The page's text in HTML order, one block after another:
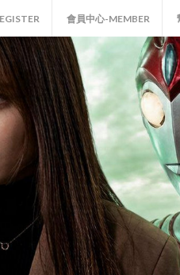
會員中心-MEMBER